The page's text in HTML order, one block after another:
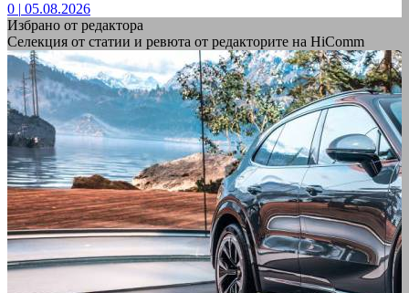
0 | 05.08.2026
Избрано от редактора
Селекция от статии и ревюта от редакторите на HiComm